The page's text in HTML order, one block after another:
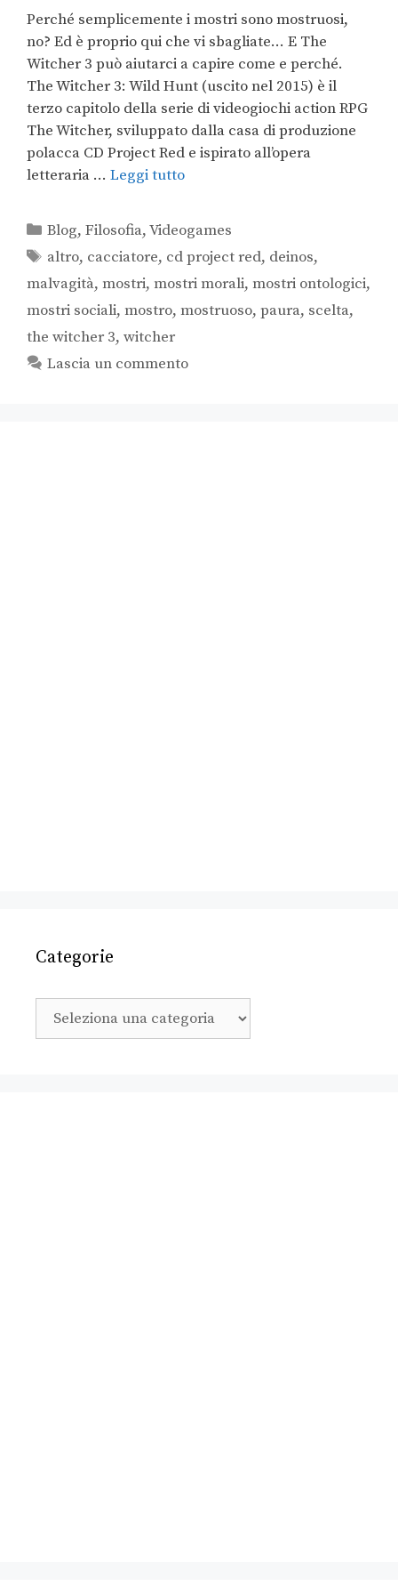
Perché semplicemente i mostri sono mostruosi,
no? Ed è proprio qui che vi sbagliate… E The
Witcher 3 può aiutarci a capire come e perché.
The Witcher 3: Wild Hunt (uscito nel 2015) è il
terzo capitolo della serie di videogiochi action RPG
The Witcher, sviluppato dalla casa di produzione
polacca CD Project Red e ispirato all’opera
letteraria … Leggi tutto
Blog,Filosofia,Videogames
altro, cacciatore, cd project red, deinos,
malvagità, mostri, mostri morali, mostri ontologici,
mostri sociali, mostro, mostruoso, paura, scelta,
the witcher 3, witcher
Lascia un commento
Categorie